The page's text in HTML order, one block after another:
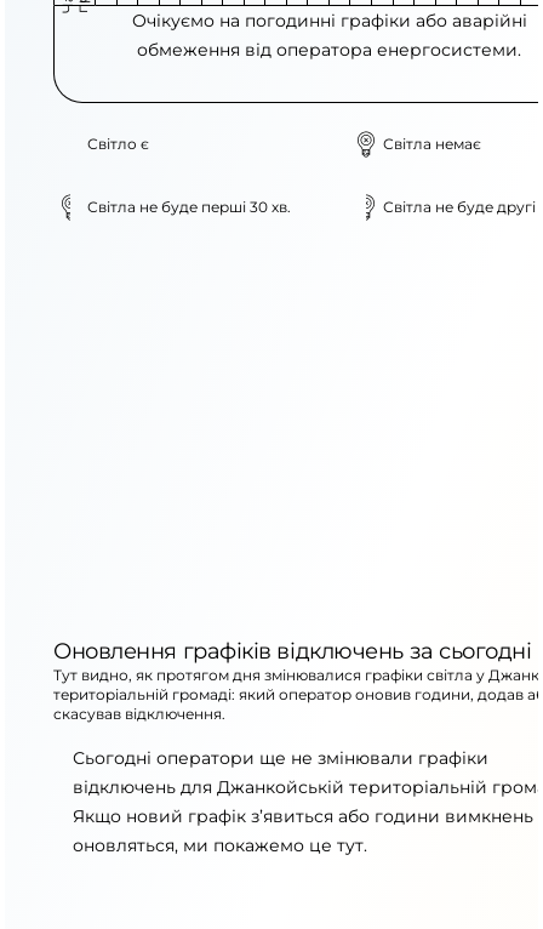
Очікуємо на погодинні графіки або аварійні
обмеження від оператора енергосистеми.
Світло є Світла немає
Світла не буде перші 30 хв. Світла не буде другі
Оновлення графіків відключень за сьогодні
Тут видно, як протягом дня змінювалися графіки світла у
територіальній громаді: який оператор оновив години, додав
скасував відключення.
Сьогодні оператори ще не змінювали графіки
відключень для Джанкойській територіальній
Якщо новий графік з’явиться або години вимкнень
оновляться, ми покажемо це тут.